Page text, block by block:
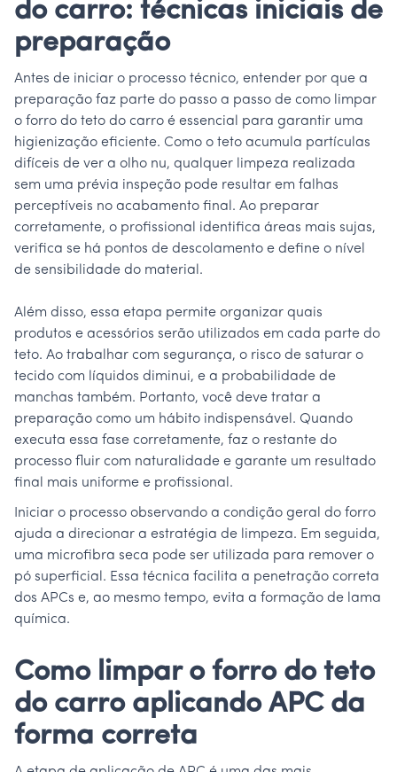
do carro: técnicas iniciais de
preparação
Antes de iniciar o processo técnico, entender por que a
preparação faz parte do passo a passo de como limpar
o forro do teto do carro é essencial para garantir uma
higienização eficiente. Como o teto acumula partículas
difíceis de ver a olho nu, qualquer limpeza realizada
sem uma prévia inspeção pode resultar em falhas
perceptíveis no acabamento final. Ao preparar
corretamente, o profissional identifica áreas mais sujas,
verifica se há pontos de descolamento e define o nível
de sensibilidade do material.
Além disso, essa etapa permite organizar quais
produtos e acessórios serão utilizados em cada parte do
teto. Ao trabalhar com segurança, o risco de saturar o
tecido com líquidos diminui, e a probabilidade de
manchas também. Portanto, você deve tratar a
preparação como um hábito indispensável. Quando
executa essa fase corretamente, faz o restante do
processo fluir com naturalidade e garante um resultado
final mais uniforme e profissional.
Iniciar o processo observando a condição geral do forro
ajuda a direcionar a estratégia de limpeza. Em seguida,
uma microfibra seca pode ser utilizada para remover o
pó superficial. Essa técnica facilita a penetração correta
dos APCs e, ao mesmo tempo, evita a formação de lama
química.
Como limpar o forro do teto
do carro aplicando APC da
forma correta